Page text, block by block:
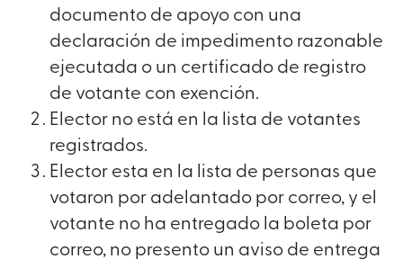
documento de apoyo con una
declaración de impedimento razonable
ejecutada o un certificado de registro
de votante con exención.
Elector no está en la lista de votantes
registrados.
Elector esta en la lista de personas que
votaron por adelantado por correo, y el
votante no ha entregado la boleta por
correo, no presento un aviso de entrega